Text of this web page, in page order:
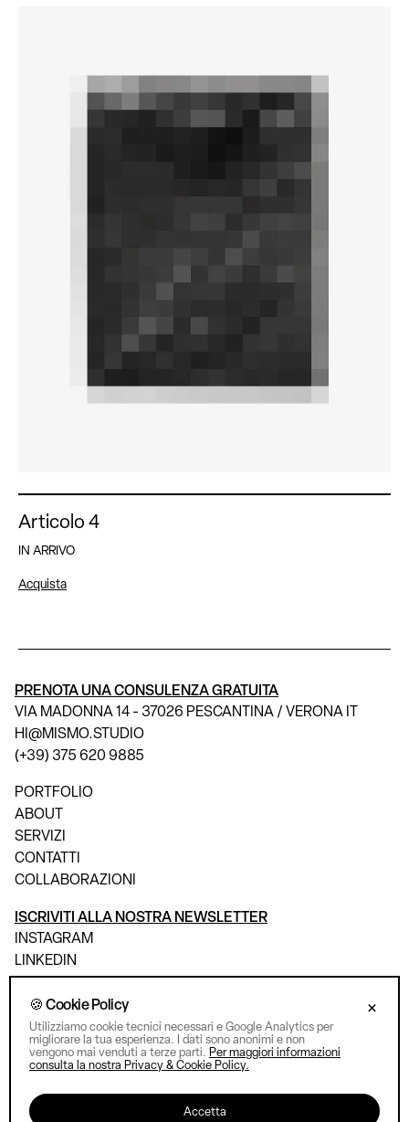
Articolo 4
IN ARRIVO
Acquista
PRENOTA UNA CONSULENZA GRATUITA
VIA MADONNA 14 - 37026 PESCANTINA / VERONA IT
HI@MISMO.STUDIO
(+39) 375 620 9885
PORTFOLIO
ABOUT
SERVIZI
CONTATTI
COLLABORAZIONI
ISCRIVITI ALLA NOSTRA NEWSLETTER
INSTAGRAM
LINKEDIN
BEHANCE
×
🍪 Cookie Policy
Utilizziamo cookie tecnici necessari e Google Analytics per
migliorare la tua esperienza. I dati sono anonimi e non
vengono mai venduti a terze parti. Per maggiori informazioni
consulta la nostra Privacy & Cookie Policy.
Accetta